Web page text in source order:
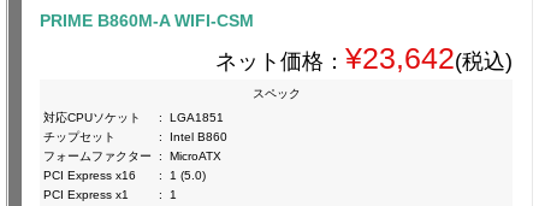
PRIME B860M-A WIFI-CSM
ネット価格： ¥23,642(税込)
スペック
対応CPUソケット
:
LGA1851
チップセット
:
Intel B860
フォームファクター
:
MicroATX
PCI Express x16
:
1 (5.0)
PCI Express x1
:
1